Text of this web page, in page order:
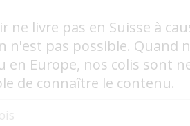
ne livre pas en Suisse à
n'est pas possible. Quand
en Europe, nos colis sont
de connaître le contenu.